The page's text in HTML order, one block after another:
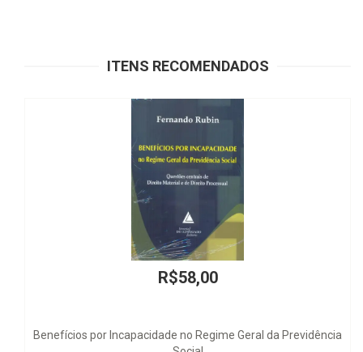
ITENS RECOMENDADOS
no Regime Geral da Previdência